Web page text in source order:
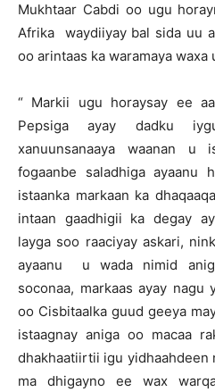
Mukhtaar Cabdi oo ugu
Afrika waydiiyay bal sida uu
oo arintaas ka waramaya waxa
“ Markii ugu horaysay ee
Pepsiga ayay dadku
xanuunsanaaya waanan u
fogaanbe saladhiga
istaanka markaan ka
intaan gaadhigii ka degay
layga soo raaciyay askari,
ayaanu u wada nimid
soconaa, markaas ayay nagu
oo Cisbitaalka guud geeya
istaagnay aniga oo macaa
dhakhaatiirtii igu yidhaahdeen
ma dhigayno ee wax